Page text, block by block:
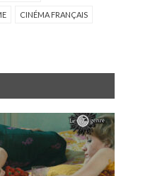
CINÉMA FRANÇAIS